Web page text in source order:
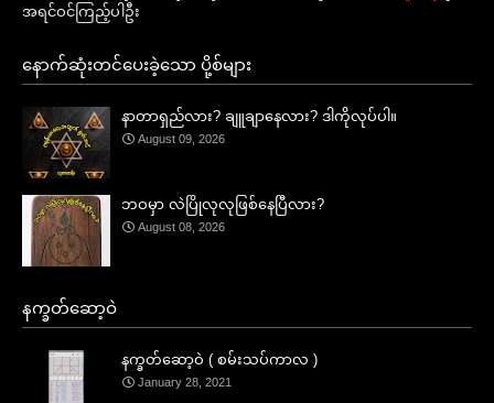
အရင်ဝင်ကြည့်ပါဦး
နောက်ဆုံးတင်ပေးခဲ့သော ပို့စ်များ
နာတာရှည်လား? ချူချာနေလား? ဒါကိုလုပ်ပါ။
August 09, 2026
ဘဝမှာ လဲပြိုလုလုဖြစ်နေပြီလား?
August 08, 2026
နက္ခတ်ဆော့ဝဲ
နက္ခတ်ဆော့ဝဲ ( စမ်းသပ်ကာလ )
January 28, 2021